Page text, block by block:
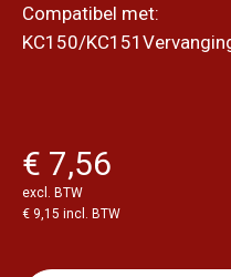
Compatibel met:
KC150/
€ 7,56
excl. BTW
€ 9,15 incl. BTW